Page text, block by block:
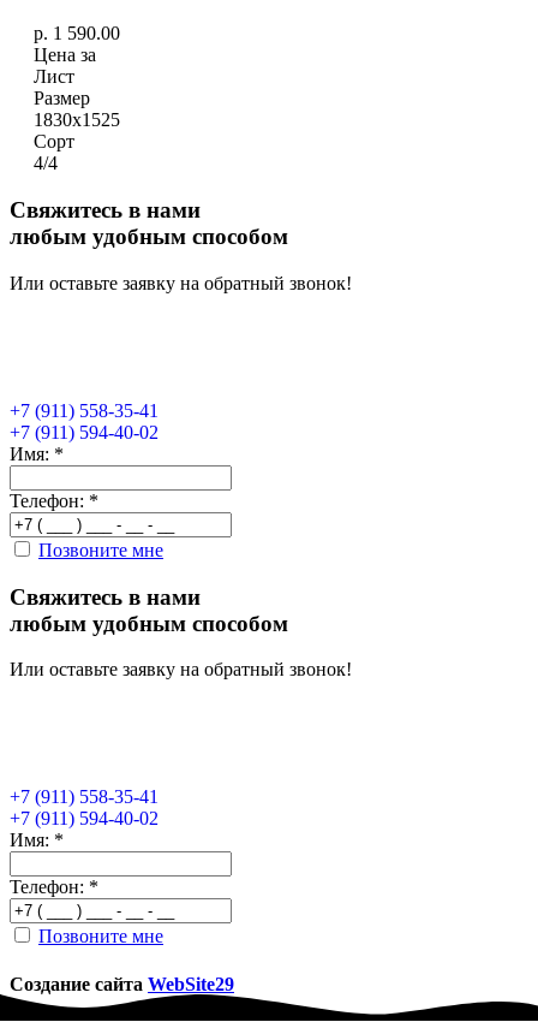
р. 1 590.00
Цена за
Лист
Размер
1830х1525
Сорт
4/4
Свяжитесь в нами
любым удобным способом
Или оставьте заявку на обратный звонок!
+7 (911) 558-35-41
+7 (911) 594-40-02
Имя: *
Телефон: *
Позвоните мне
Свяжитесь в нами
любым удобным способом
Или оставьте заявку на обратный звонок!
+7 (911) 558-35-41
+7 (911) 594-40-02
Имя: *
Телефон: *
Позвоните мне
Создание сайта WebSite29